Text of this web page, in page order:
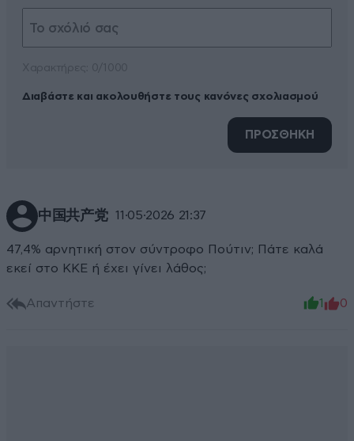
Διαβάστε και ακολουθήστε τους κανόνες σχολιασμού
ΠΡΟΣΘΗΚΗ
中国共产党 11·05·2026 21:37
47,4% αρνητική στον σύντροφο Πούτιν; Πάτε καλά
εκεί στο ΚΚΕ ή έχει γίνει λάθος;
Απαντήστε 1 0